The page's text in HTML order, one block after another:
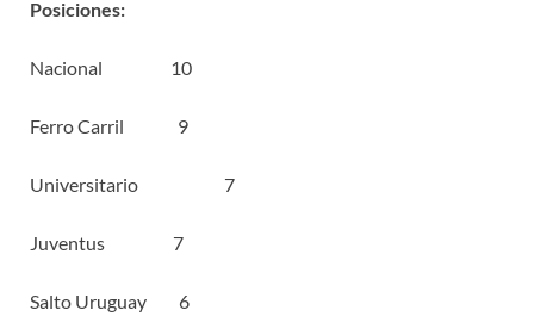
Posiciones:
Nacional 10
Ferro Carril 9
Universitario 7
Juventus 7
Salto Uruguay 6